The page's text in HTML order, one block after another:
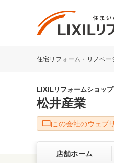
リフォ
キッ
洗面
ベラ
LIXILリ
住宅リフォーム・リノベ
LIXILリフォームショップ
松井産業
この会社のウェブ
店舗ホーム